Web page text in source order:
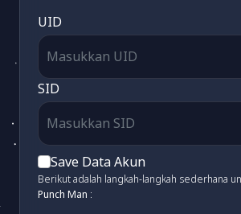
UID
SID
Save Data Akun
Berikut adalah langkah-langkah sederhana
Punch Man :